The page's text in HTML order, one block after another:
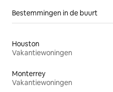
Bestemmingen in de buurt
Houston
Vakantiewoningen
Monterrey
Vakantiewoningen